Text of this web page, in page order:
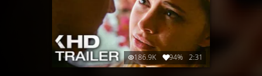
186.9K 94% 2:31